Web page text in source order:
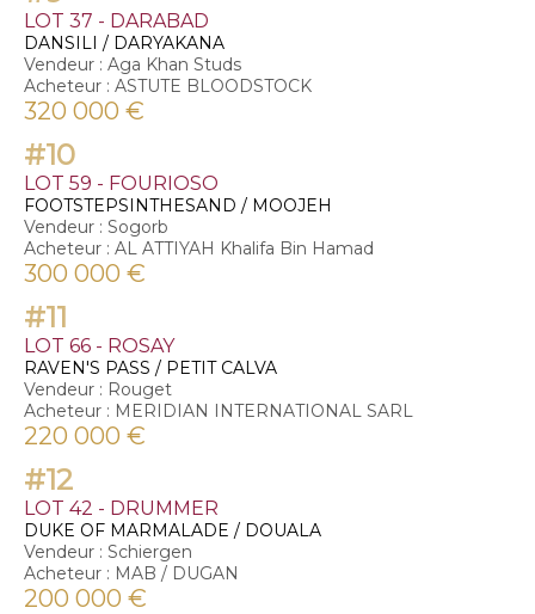
LOT 37 - DARABAD
DANSILI / DARYAKANA
Vendeur : Aga Khan Studs
Acheteur : ASTUTE BLOODSTOCK
320 000 €
#10
LOT 59 - FOURIOSO
FOOTSTEPSINTHESAND / MOOJEH
Vendeur : Sogorb
Acheteur : AL ATTIYAH Khalifa Bin Hamad
300 000 €
#11
LOT 66 - ROSAY
RAVEN'S PASS / PETIT CALVA
Vendeur : Rouget
Acheteur : MERIDIAN INTERNATIONAL SARL
220 000 €
#12
LOT 42 - DRUMMER
DUKE OF MARMALADE / DOUALA
Vendeur : Schiergen
Acheteur : MAB / DUGAN
200 000 €